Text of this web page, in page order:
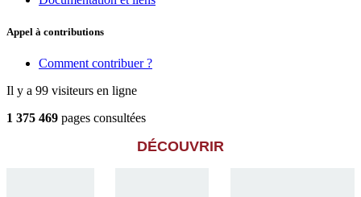
Appel à contributions
Comment contribuer ?
Il y a 99 visiteurs en ligne
1 375 469 pages consultées
DÉCOUVRIR